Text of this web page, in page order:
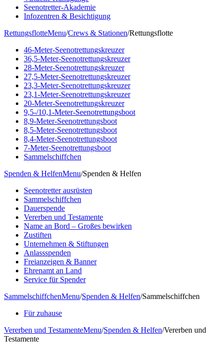
Seenotretter-Akademie
Infozentren & Besichtigung
RettungsflotteMenu/Crews & Stationen/Rettungsflotte
46-Meter-Seenotrettungskreuzer
36,5-Meter-Seenotrettungskreuzer
28-Meter-Seenotrettungskreuzer
27,5-Meter-Seenotrettungskreuzer
23,3-Meter-Seenotrettungskreuzer
23,1-Meter-Seenotrettungskreuzer
20-Meter-Seenotrettungskreuzer
9,5-/10,1-Meter-Seenotrettungsboot
8,9-Meter-Seenotrettungsboot
8,5-Meter-Seenotrettungsboot
8,4-Meter-Seenotrettungsboot
7-Meter-Seenotrettungsboot
Sammelschiffchen
Spenden & HelfenMenu/Spenden & Helfen
Seenotretter ausrüsten
Sammelschiffchen
Dauerspende
Vererben und Testamente
Name an Bord – Großes bewirken
Zustiften
Unternehmen & Stiftungen
Anlassspenden
Freianzeigen & Banner
Ehrenamt an Land
Service für Spender
SammelschiffchenMenu/Spenden & Helfen/Sammelschiffchen
Für zuhause
Vererben und TestamenteMenu/Spenden & Helfen/Vererben und
Testamente